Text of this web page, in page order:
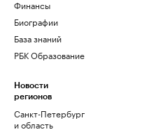
Финансы
Биографии
База знаний
РБК Образование
Новости
регионов
Санкт-Петербург
и область